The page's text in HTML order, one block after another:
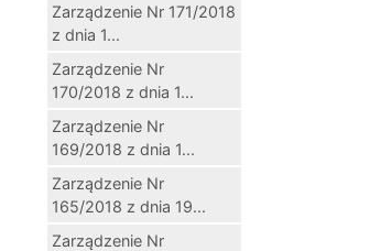
Zarządzenie Nr 171/2018
z dnia 1...
Zarządzenie Nr
170/2018 z dnia 1...
Zarządzenie Nr
169/2018 z dnia 1...
Zarządzenie Nr
165/2018 z dnia 19...
Zarządzenie Nr